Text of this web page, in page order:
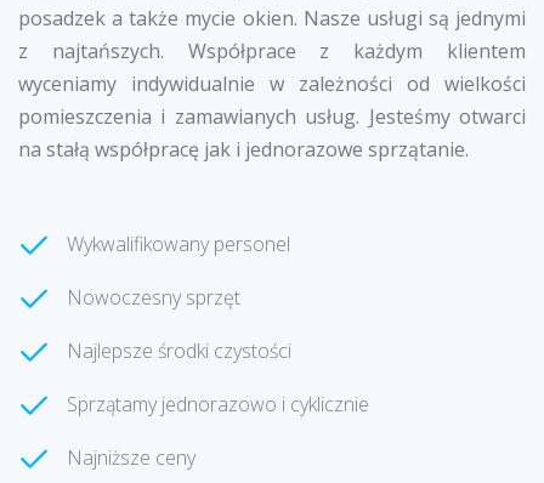
posadzek a także mycie okien. Nasze usługi są jednymi
z najtańszych. Współprace z każdym klientem
wyceniamy indywidualnie w zależności od wielkości
pomieszczenia i zamawianych usług. Jesteśmy otwarci
na stałą współpracę jak i jednorazowe sprzątanie.
Wykwalifikowany personel
Nowoczesny sprzęt
Najlepsze środki czystości
Sprzątamy jednorazowo i cyklicznie
Najniższe ceny